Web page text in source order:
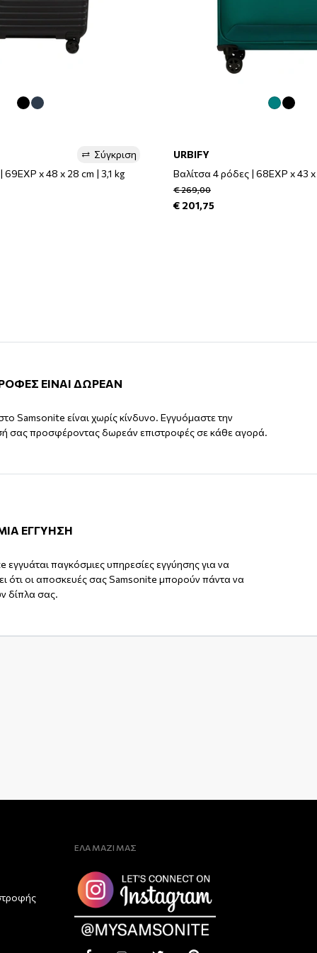
Σύγκριση
69EXP x 48 x 28 cm | 3,1 kg
URBIFY
Βαλίτσα 4 ρόδες | 68EXP x 43
€ 269,00
€ 201,75
ΕΙΝΑΙ ΔΩΡΕΑΝ
Samsonite είναι χωρίς κίνδυνο. Εγγυόμαστε την
σας προσφέροντας δωρεάν επιστροφές σε κάθε αγορά.
ΕΓΓΥΗΣΗ
εγγυάται παγκόσμιες υπηρεσίες εγγύησης για να
ότι οι αποσκευές σας Samsonite μπορούν πάντα να
δίπλα σας.
ΕΛΑ ΜΑΖΙ ΜΑΣ